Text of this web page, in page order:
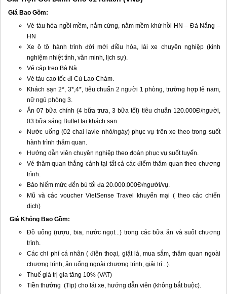
Giá Bao Gồm:
Vé tàu hỏa ngồi mềm, nằm cứng, nằm mềm khứ hồi HN – Đà Nẵng –
HN
Xe ô tô hành trình đời mới điều hòa, lái xe chuyên nghiệp (kinh
nghiệm nhiệt tình, văn minh, lịch sự).
Vé cáp treo Bà Nà.
Vé tàu cao tốc đi Cù Lao Chàm.
Khách sạn 2*, 3*,4*, tiêu chuẩn 2 người 1 phòng, trường hợp lẻ nam,
nữ ngủ phòng 3.
Ăn 07 bữa chính (4 bữa trưa, 3 bữa tối) tiêu chuẩn 120.000Đ/người,
03 bữa sáng Buffet tại khách sạn.
Nước uống (02 chai lavie nhỏ/ngày) phục vụ trên xe theo trong suốt
hành trình thăm quan.
Hướng dẫn viên chuyên nghiệp theo đoàn phục vụ suốt tuyến.
Vé thăm quan thắng cảnh tại tất cả các điểm thăm quan theo chương
trình.
Bảo hiểm mức đển bù tối đa 20.000.000Đ/người/vụ.
Mũ và các voucher VietSense Travel khuyến mại ( theo các chiến
dịch)
Giá Không Bao Gồm:
Đồ uống (rượu, bia, nước ngọt...) trong các bữa ăn và suốt chương
trình.
Các chi phí cá nhân ( điện thoại, giặt là, mua sắm, thăm quan ngoài
chương trình, ăn uống ngoài chương trình, giải trí...).
Thuế giá trị gia tăng 10% (VAT)
Tiền thưởng (Tip) cho lái xe, hướng dẫn viên (không bắt buộc).